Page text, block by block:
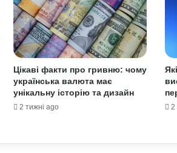
Як
історія
Які
Цікаві факти про гривню: чому
українська валюта має
унікальну історію та дизайн
2 тижні ago 2